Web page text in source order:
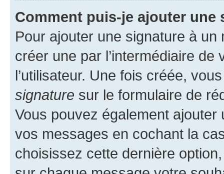
Comment puis-je ajouter une
Pour ajouter une signature à un
créer une par l’intermédiaire
l’utilisateur. Une fois créée,
signature sur le formulaire de
Vous pouvez également
vos messages en cochant la
choisissez cette dernière